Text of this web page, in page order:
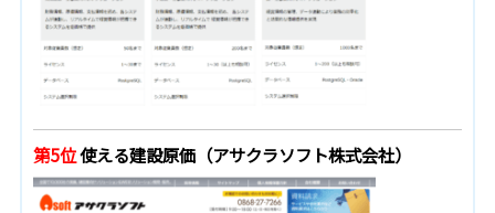
第5位使える建設原価（アサクラソフト株式会社）